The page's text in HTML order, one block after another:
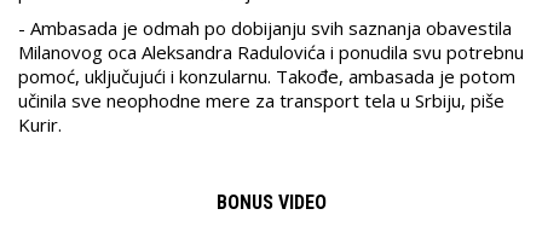
- Ambasada je odmah po dobijanju svih saznanja obavestila
Milanovog oca Aleksandra Radulovića i ponudila svu potrebnu
pomoć, uključujući i konzularnu. Takođe, ambasada je potom
učinila sve neophodne mere za transport tela u Srbiju, piše
Kurir.
BONUS VIDEO